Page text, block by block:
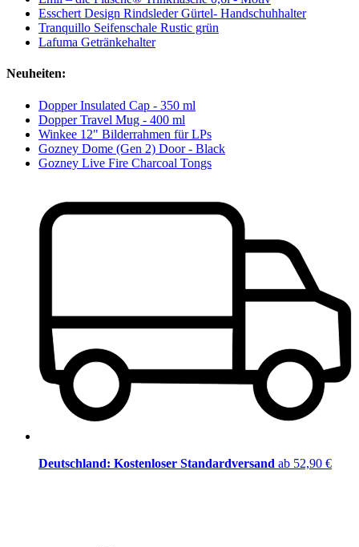
Esschert Design Rindsleder Gürtel- Handschuhhalter
Tranquillo Seifenschale Rustic grün
Lafuma Getränkehalter
Neuheiten:
Dopper Insulated Cap - 350 ml
Dopper Travel Mug - 400 ml
Winkee 12" Bilderrahmen für LPs
Gozney Dome (Gen 2) Door - Black
Gozney Live Fire Charcoal Tongs
Deutschland: Kostenloser Standardversand ab 52,90 €